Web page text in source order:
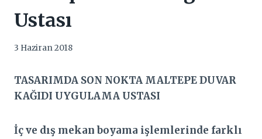
Ustası
3 Haziran 2018
TASARIMDA SON NOKTA MALTEPE DUVAR
KAĞIDI UYGULAMA USTASI
İç ve dış mekan boyama işlemlerinde farklı